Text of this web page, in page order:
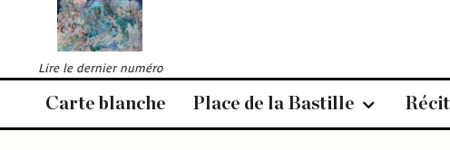
Lire le dernier numéro
Carte blanche Place de la Bastille